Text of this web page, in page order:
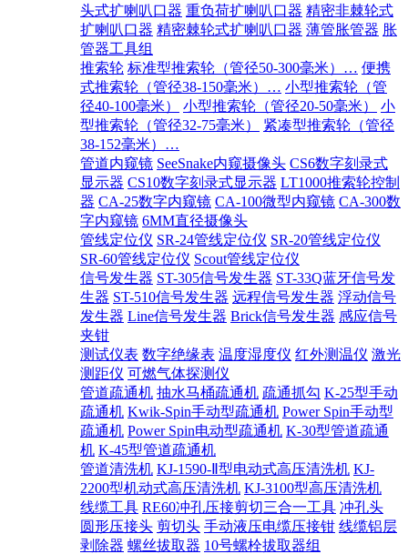
头式扩喇叭口器 重负荷扩喇叭口器 精密非棘轮式
扩喇叭口器 精密棘轮式扩喇叭口器 薄管胀管器 胀
管器工具组
推索轮 标准型推索轮（管径50-300毫米）… 便携
式推索轮（管径38-150毫米）… 小型推索轮（管
径40-100毫米）
小型推索轮（管径20-50毫米）
小
型推索轮（管径32-75毫米）
紧凑型推索轮（管径
38-152毫米）…
管道内窥镜 SeeSnake内窥摄像头 CS6数字刻录式
显示器 CS10数字刻录式显示器 LT1000推索轮控制
器 CA-25数字内窥镜 CA-100微型内窥镜 CA-300数
字内窥镜 6MM直径摄像头
管线定位仪 SR-24管线定位仪 SR-20管线定位仪
SR-60管线定位仪 Scout管线定位仪
信号发生器 ST-305信号发生器 ST-33Q蓝牙信号发
生器 ST-510信号发生器 远程信号发生器 浮动信号
发生器 Line信号发生器 Brick信号发生器 感应信号
夹钳
测试仪表 数字绝缘表 温度湿度仪 红外测温仪 激光
测距仪 可燃气体探测仪
管道疏通机 抽水马桶疏通机 疏通抓勾 K-25型手动
疏通机 Kwik-Spin手动型疏通机 Power Spin手动型
疏通机 Power Spin电动型疏通机 K-30型管道疏通
机 K-45型管道疏通机
管道清洗机 KJ-1590-Ⅱ型电动式高压清洗机 KJ-
2200型机动式高压清洗机 KJ-3100型高压清洗机
线缆工具 RE60冲孔压接剪切三合一工具 冲孔头
圆形压接头 剪切头 手动液压电缆压接钳 线缆铝层
剥除器 螺丝拔取器 10号螺栓拔取器组